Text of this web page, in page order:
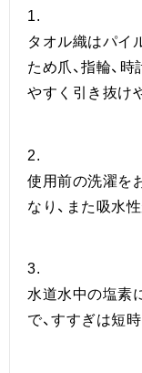
1.
タオル織はパイ
ため爪、指輪、
やすく引き抜け
2.
使用前の洗濯を
なり、また吸水
3.
水道水中の塩素
で、すすぎは短